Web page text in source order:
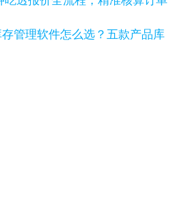
管理软件怎么选？五款产品库